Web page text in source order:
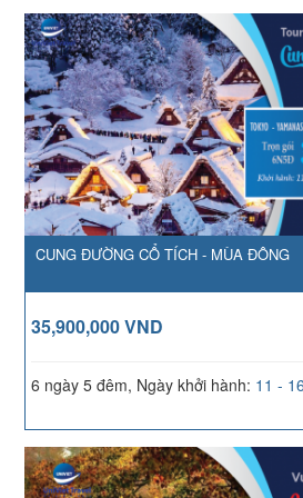
CUNG ĐƯỜNG CỔ TÍCH - MÙA ĐÔNG
35,900,000 VND
6 ngày 5 đêm, Ngày khởi hành: 11 -